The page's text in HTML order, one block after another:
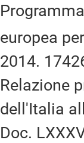
europea
2014.
Relazione
dell'Italia
Doc.